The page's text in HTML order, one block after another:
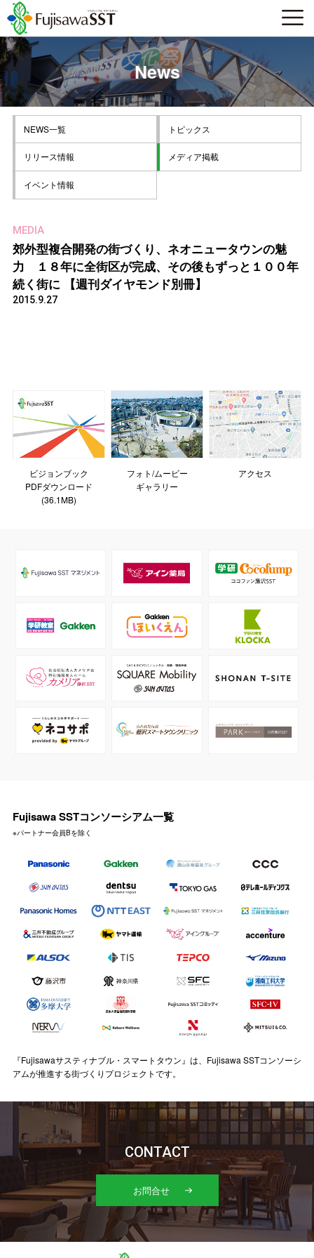
News
NEWS一覧 トピックス
リリース情報 メディア掲載
イベント情報
MEDIA
郊外型複合開発の街づくり、ネオニュータウンの魅
力 １８年に全街区が完成、その後もずっと１００年
続く街に 【週刊ダイヤモンド別冊】
2015.9.27
ビジョンブック
PDFダウンロード
(36.1MB)
フォト/ムービー
ギャラリー
アクセス
Fujisawa SSTコンソーシアム一覧
※パートナー会員Bを除く
『Fujisawaサスティナブル・スマートタウン』は、Fujisawa SSTコンソーシ
アムが推進する街づくりプロジェクトです。
CONTACT
お問合せ